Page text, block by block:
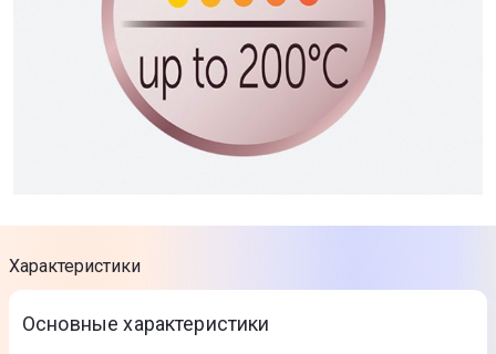
Характеристики
Основные характеристики